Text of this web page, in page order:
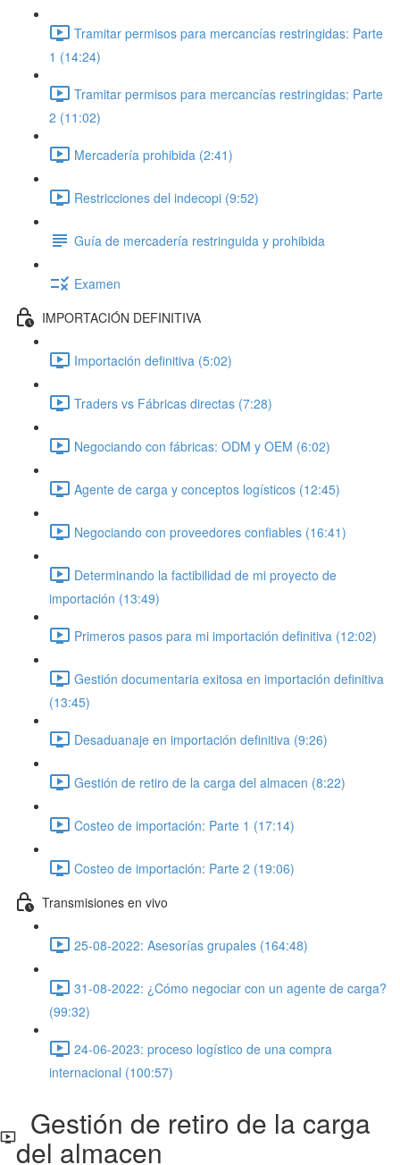
Tramitar permisos para mercancías restringidas: Parte
1 (14:24)
Tramitar permisos para mercancías restringidas: Parte
2 (11:02)
Mercadería prohibida (2:41)
Restricciones del indecopi (9:52)
Guía de mercadería restringuida y prohibida
Examen
IMPORTACIÓN DEFINITIVA
Importación definitiva (5:02)
Traders vs Fábricas directas (7:28)
Negociando con fábricas: ODM y OEM (6:02)
Agente de carga y conceptos logísticos (12:45)
Negociando con proveedores confiables (16:41)
Determinando la factibilidad de mi proyecto de
importación (13:49)
Primeros pasos para mi importación definitiva (12:02)
Gestión documentaria exitosa en importación definitiva
(13:45)
Desaduanaje en importación definitiva (9:26)
Gestión de retiro de la carga del almacen (8:22)
Costeo de importación: Parte 1 (17:14)
Costeo de importación: Parte 2 (19:06)
Transmisiones en vivo
25-08-2022: Asesorías grupales (164:48)
31-08-2022: ¿Cómo negociar con un agente de carga?
(99:32)
24-06-2023: proceso logístico de una compra
internacional (100:57)
Gestión de retiro de la carga
del almacen